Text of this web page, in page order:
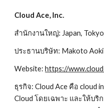
Cloud Ace, Inc.
สำนักงานใหญ่: Japan,
ประธานบริษัท: Makoto Aoki
Website: https://
ธุรกิจ: Cloud Ace คือ cloud
Cloud โดยเฉพาะ และให้บริ